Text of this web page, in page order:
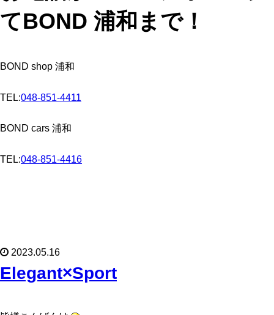
てBOND 浦和まで！
BOND shop 浦和
TEL:048-851-4411
BOND cars 浦和
TEL:048-851-4416
2023.05.16
Elegant×Sport